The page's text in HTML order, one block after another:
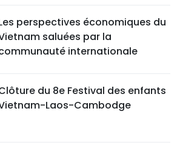
perspectives économiques du
saluées par la
internationale
du 8e Festival des enfants
Laos-Cambodge